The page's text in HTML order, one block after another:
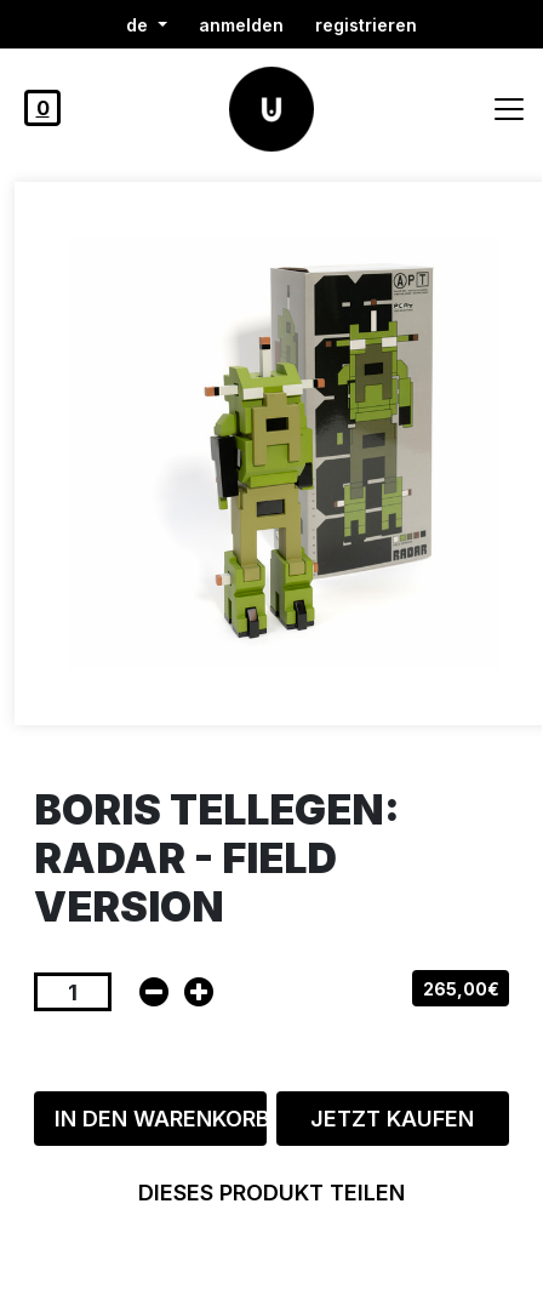
de anmelden registrieren
0
BORIS TELLEGEN:
RADAR - FIELD
VERSION
265,00€
IN DEN WARENKORB JETZT KAUFEN
DIESES PRODUKT TEILEN